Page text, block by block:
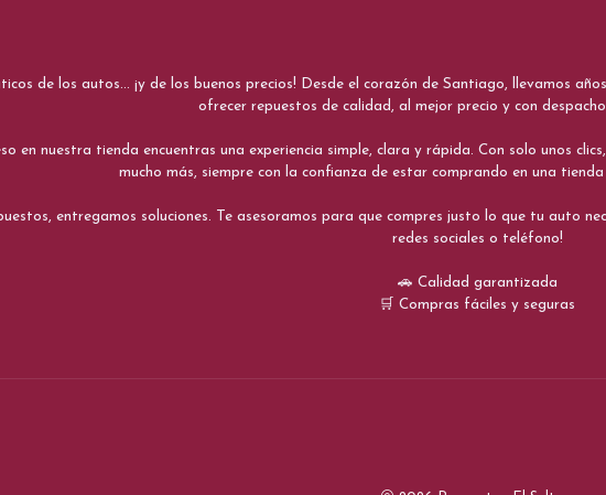
de los autos... ¡y de los buenos precios! Desde el corazón de Santiago, llevamos
ofrecer repuestos de calidad, al mejor precio y con
en nuestra tienda encuentras una experiencia simple, clara y rápida. Con solo unos
mucho más, siempre con la confianza de estar comprando en una
entregamos soluciones. Te asesoramos para que compres justo lo que tu auto
redes sociales o teléfono!
🚗 Calidad garantizada
🛒 Compras fáciles y seguras